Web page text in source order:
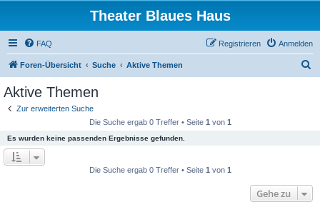
Theater Blaues Haus
FAQ Anmelden
Registrieren
Foren-Übersicht Suche Aktive Themen
Aktive Themen
Zur erweiterten Suche
Die Suche ergab 0 Treffer • Seite 1 von 1
Es wurden keine passenden Ergebnisse gefunden.
Die Suche ergab 0 Treffer • Seite 1 von 1
Gehe zu